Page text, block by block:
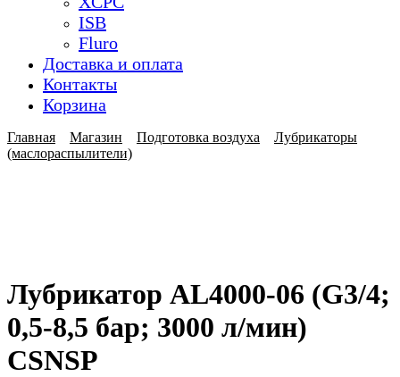
ISB
Fluro
Доставка и оплата
Контакты
Корзина
Главная Магазин Подготовка воздуха
Лубрикаторы
(маслораспылители)
Лубрикатор AL4000-06 (G3/4;
0,5-8,5 бар; 3000 л/мин)
CSNSP